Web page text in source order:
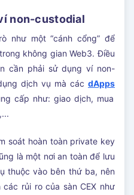
non-custodial
như một “cánh cổng” để
không gian Web3. Điều
cần phải sử dụng ví non-
dịch vụ mà các dApps
cấp như: giao dịch, mua
soát hoàn toàn private key
là một nơi an toàn để lưu
thuộc vào bên thứ ba, nên
rủi ro của sàn CEX như